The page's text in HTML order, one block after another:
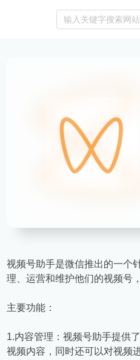
视频号助手是微信推出的一个
理、运营和维护他们的视频号
主要功能：
1.内容管理：视频号助手提供
视频内容，同时还可以对视频